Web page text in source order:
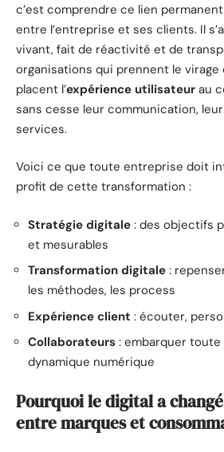
c’est comprendre ce lien permanent
entre l’entreprise et ses clients. Il
vivant, fait de réactivité et de
organisations qui prennent le virage
placent l’expérience utilisateur au
sans cesse leur communication,
services.
Voici ce que toute entreprise doit
profit de cette transformation :
Stratégie digitale : des objectifs
et mesurables
Transformation digitale :
les méthodes, les process
Expérience client : écouter,
Collaborateurs : embarquer toute
dynamique numérique
Pourquoi le digital a
entre marques et